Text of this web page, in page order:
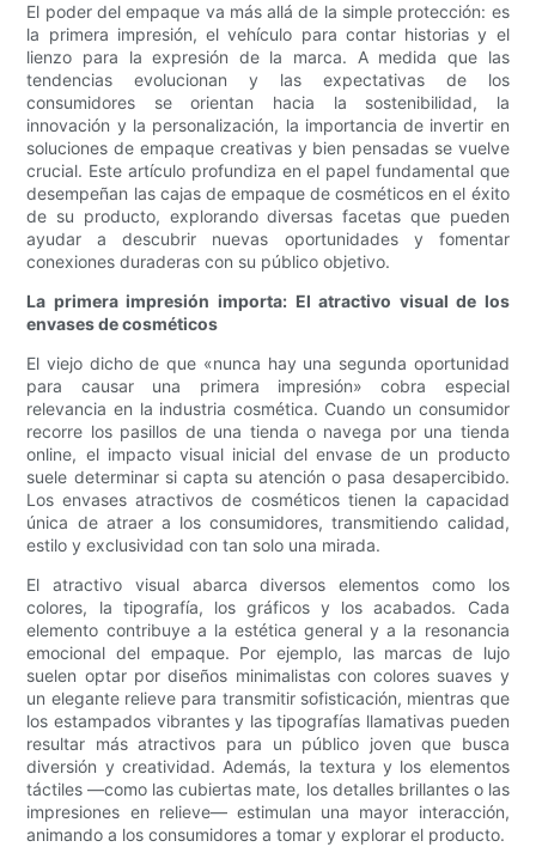
El poder del empaque va más allá de la simple protección: es
la primera impresión, el vehículo para contar historias y el
lienzo para la expresión de la marca. A medida que las
tendencias evolucionan y las expectativas de los
consumidores se orientan hacia la sostenibilidad, la
innovación y la personalización, la importancia de invertir en
soluciones de empaque creativas y bien pensadas se vuelve
crucial. Este artículo profundiza en el papel fundamental que
desempeñan las cajas de empaque de cosméticos en el éxito
de su producto, explorando diversas facetas que pueden
ayudar a descubrir nuevas oportunidades y fomentar
conexiones duraderas con su público objetivo.
La primera impresión importa: El atractivo visual de los
envases de cosméticos
El viejo dicho de que «nunca hay una segunda oportunidad
para causar una primera impresión» cobra especial
relevancia en la industria cosmética. Cuando un consumidor
recorre los pasillos de una tienda o navega por una tienda
online, el impacto visual inicial del envase de un producto
suele determinar si capta su atención o pasa desapercibido.
Los envases atractivos de cosméticos tienen la capacidad
única de atraer a los consumidores, transmitiendo calidad,
estilo y exclusividad con tan solo una mirada.
El atractivo visual abarca diversos elementos como los
colores, la tipografía, los gráficos y los acabados. Cada
elemento contribuye a la estética general y a la resonancia
emocional del empaque. Por ejemplo, las marcas de lujo
suelen optar por diseños minimalistas con colores suaves y
un elegante relieve para transmitir sofisticación, mientras que
los estampados vibrantes y las tipografías llamativas pueden
resultar más atractivos para un público joven que busca
diversión y creatividad. Además, la textura y los elementos
táctiles —como las cubiertas mate, los detalles brillantes o las
impresiones en relieve— estimulan una mayor interacción,
animando a los consumidores a tomar y explorar el producto.